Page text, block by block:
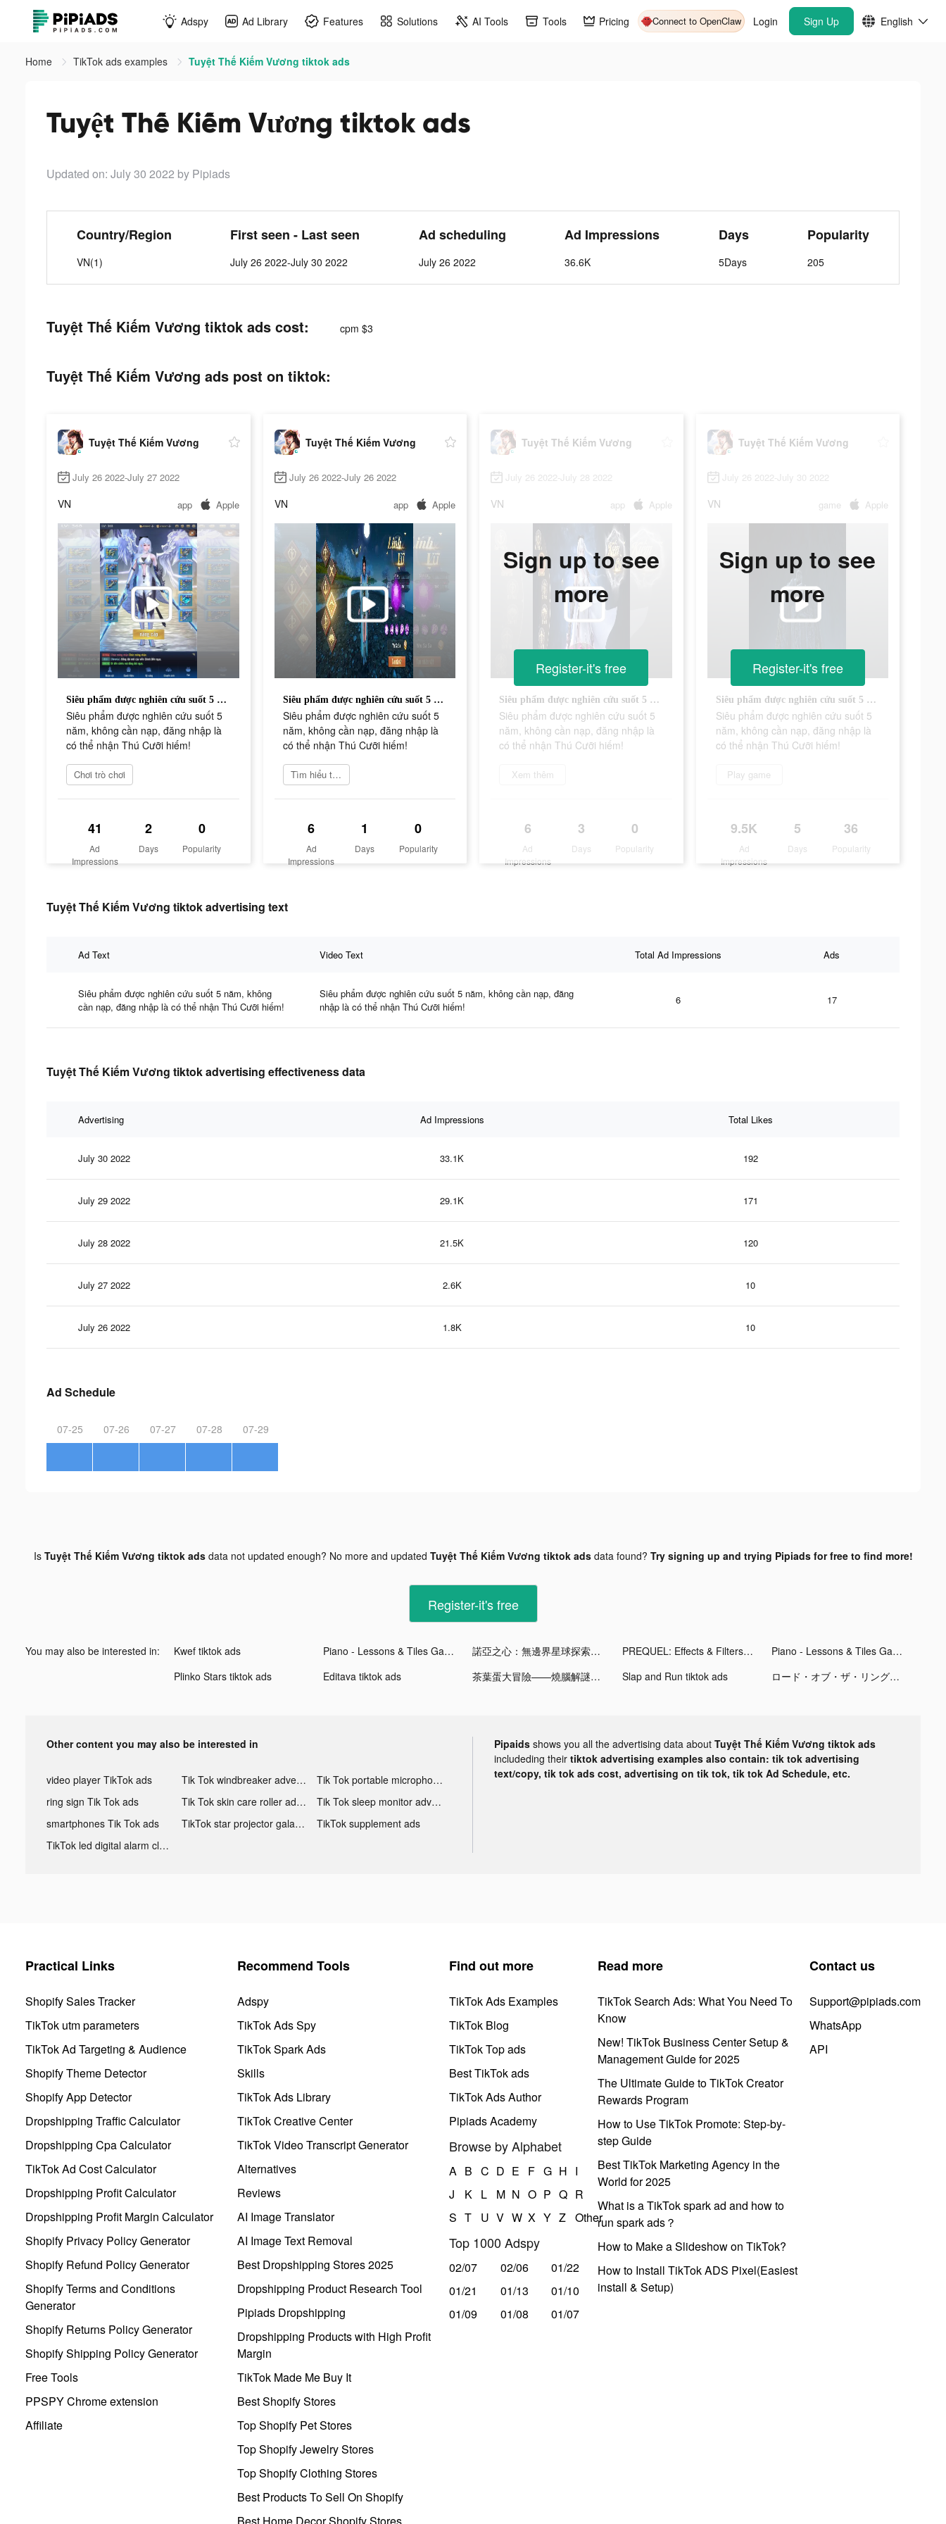
Adspy Ad Library Features Solutions AI Tools Tools Pricing Connect to OpenClaw Login Sign Up English
Home TikTok ads examples Tuyệt Thế Kiếm Vương tiktok ads
Tuyệt Thế Kiếm Vương tiktok ads
Updated on: July 30 2022 by Pipiads
Country/Region
VN(1)
First seen - Last seen
July 26 2022-July 30 2022
Ad scheduling
July 26 2022
Ad Impressions
36.6K
Days
5Days
Popularity
205
Tuyệt Thế Kiếm Vương tiktok ads cost: cpm $3
Tuyệt Thế Kiếm Vương ads post on tiktok:
Tuyệt Thế Kiếm Vương
July 26 2022-July 27 2022
VN app Apple
Siêu phẩm được nghiên cứu suốt 5 năm, không cần nạp, đăng nhập là có thể nhận Thú Cưỡi hiếm!
Siêu phẩm được nghiên cứu suốt 5
năm, không cần nạp, đăng nhập là
có thể nhận Thú Cưỡi hiếm!
Chơi trò chơi
41
Ad
Impressions
2
Days
0
Popularity
Tuyệt Thế Kiếm Vương
July 26 2022-July 26 2022
VN app Apple
Siêu phẩm được nghiên cứu suốt 5 năm, không cần nạp, đăng nhập là có thể nhận Thú Cưỡi hiếm!
Siêu phẩm được nghiên cứu suốt 5
năm, không cần nạp, đăng nhập là
có thể nhận Thú Cưỡi hiếm!
Tìm hiểu thêm
6
Ad
Impressions
1
Days
0
Popularity
Tuyệt Thế Kiếm Vương
July 26 2022-July 28 2022
VN app Apple
Siêu phẩm được nghiên cứu suốt 5 năm, không cần nạp, đăng nhập là có thể nhận Thú Cưỡi hiếm!
Siêu phẩm được nghiên cứu suốt 5
năm, không cần nạp, đăng nhập là
có thể nhận Thú Cưỡi hiếm!
Xem thêm
6
Ad
Impressions
3
Days
0
Popularity
Sign up to see
more
Register-it's free
Tuyệt Thế Kiếm Vương
July 26 2022-July 30 2022
VN game Apple
Siêu phẩm được nghiên cứu suốt 5 năm, không cần nạp, đăng nhập là có thể nhận Thú Cưỡi hiếm!
Siêu phẩm được nghiên cứu suốt 5
năm, không cần nạp, đăng nhập là
có thể nhận Thú Cưỡi hiếm!
Play game
9.5K
Ad
Impressions
5
Days
36
Popularity
Sign up to see
more
Register-it's free
Tuyệt Thế Kiếm Vương tiktok advertising text
Ad Text Video Text Total Ad Impressions Ads
Siêu phẩm được nghiên cứu suốt 5 năm, không
cần nạp, đăng nhập là có thể nhận Thú Cưỡi hiếm!
Siêu phẩm được nghiên cứu suốt 5 năm, không cần nạp, đăng
nhập là có thể nhận Thú Cưỡi hiếm!
6 17
Tuyệt Thế Kiếm Vương tiktok advertising effectiveness data
Advertising Ad Impressions Total Likes
July 30 2022 33.1K 192
July 29 2022 29.1K 171
July 28 2022 21.5K 120
July 27 2022 2.6K 10
July 26 2022 1.8K 10
Ad Schedule
07-25 07-26 07-27 07-28 07-29
Is Tuyệt Thế Kiếm Vương tiktok adsdata not updated enough? No more and updated Tuyệt Thế Kiếm Vương tiktok adsdata found? Try signing up and trying Pipiads for free to find more!
Register-it's free
You may also be interested in: Kwef tiktok ads Piano - Lessons & Tiles Games tiktok ads 諾亞之心：無邊界星球探索MMORPG tiktok ads PREQUEL: Effects & Filters tiktok ads
Piano - Lessons & Tiles Games tiktok ads
Plinko Stars tiktok ads
Editava tiktok ads 茶葉蛋大冒險——燒腦解謎遊戲 tiktok ads Slap and Run tiktok ads ロード・オブ・ザ・リング：戦いの幕開け tiktok ads
Other content you may also be interested in
video player TikTok ads Tik Tok windbreaker advertising
Tik Tok portable microphone advertising
ring sign Tik Tok ads
Tik Tok skin care roller advertising
Tik Tok sleep monitor advertising
smartphones Tik Tok ads
TikTok star projector galaxy night light bluetooth ads
TikTok supplement ads
TikTok led digital alarm clock ads
Pipaids shows you all the advertising data about Tuyệt Thế Kiếm Vương tiktok ads
includeding their tiktok advertising examples also contain: tik tok advertising
text/copy, tik tok ads cost, advertising on tik tok, tik tok Ad Schedule, etc.
Practical Links
Shopify Sales Tracker
TikTok utm parameters
TikTok Ad Targeting & Audience
Shopify Theme Detector
Shopify App Detector
Dropshipping Traffic Calculator
Dropshipping Cpa Calculator
TikTok Ad Cost Calculator
Dropshipping Profit Calculator
Dropshipping Profit Margin Calculator
Shopify Privacy Policy Generator
Shopify Refund Policy Generator
Shopify Terms and Conditions
Generator
Shopify Returns Policy Generator
Shopify Shipping Policy Generator
Free Tools
PPSPY Chrome extension
Affiliate
Recommend Tools
Adspy
TikTok Ads Spy
TikTok Spark Ads
Skills
TikTok Ads Library
TikTok Creative Center
TikTok Video Transcript Generator
Alternatives
Reviews
AI Image Translator
AI Image Text Removal
Best Dropshipping Stores 2025
Dropshipping Product Research Tool
Pipiads Dropshipping
Dropshipping Products with High Profit
Margin
TikTok Made Me Buy It
Best Shopify Stores
Top Shopify Pet Stores
Top Shopify Jewelry Stores
Top Shopify Clothing Stores
Best Products To Sell On Shopify
Find out more
TikTok Ads Examples
TikTok Blog
TikTok Top ads
Best TikTok ads
TikTok Ads Author
Pipiads Academy
Browse by Alphabet
A B C D E F G H I
J
K L M N O P Q R
S T U V W X Y Z Other
Top 1000 Adspy
02/07 02/06
01/22
01/21
01/13
01/10
01/09
01/08 01/07
Read more
TikTok Search Ads: What You Need To
Know
New! TikTok Business Center Setup &
Management Guide for 2025
The Ultimate Guide to TikTok Creator
Rewards Program
How to Use TikTok Promote: Step-by-
step Guide
Best TikTok Marketing Agency in the
World for 2025
What is a TikTok spark ad and how to
run spark ads？
How to Make a Slideshow on TikTok?
How to Install TikTok ADS Pixel(Easiest
install & Setup)
Contact us
Support@pipiads.com
WhatsApp
API